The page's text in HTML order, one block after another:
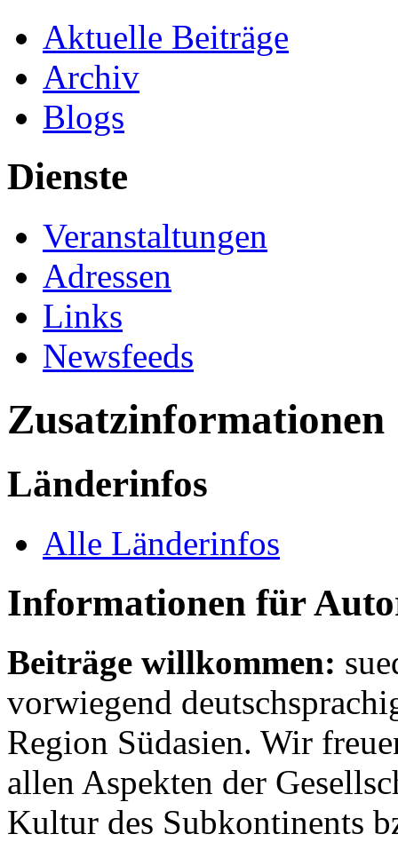
Aktuelle Beiträge
Archiv
Blogs
Dienste
Veranstaltungen
Adressen
Links
Newsfeeds
Zusatzinformationen
Länderinfos
Alle Länderinfos
Informationen für
Beiträge willkommen:
vorwiegend
Region Südasien. Wir
allen Aspekten der
Kultur des Subkontinents